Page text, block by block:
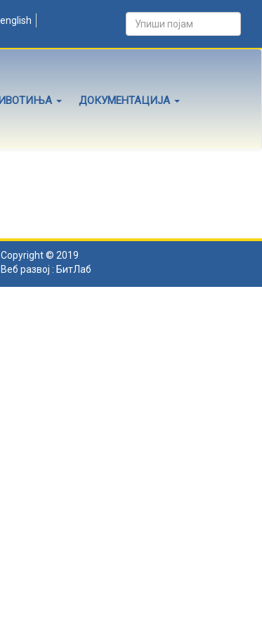
english
ДОКУМЕНТАЦИЈА
Copyright © 2019
Веб развој : БитЛаб